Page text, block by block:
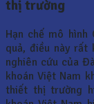
thị trường
Hạn chế mô
quả, điều này
nghiên cứu của
khoán Việt Nam
thiết thị trường